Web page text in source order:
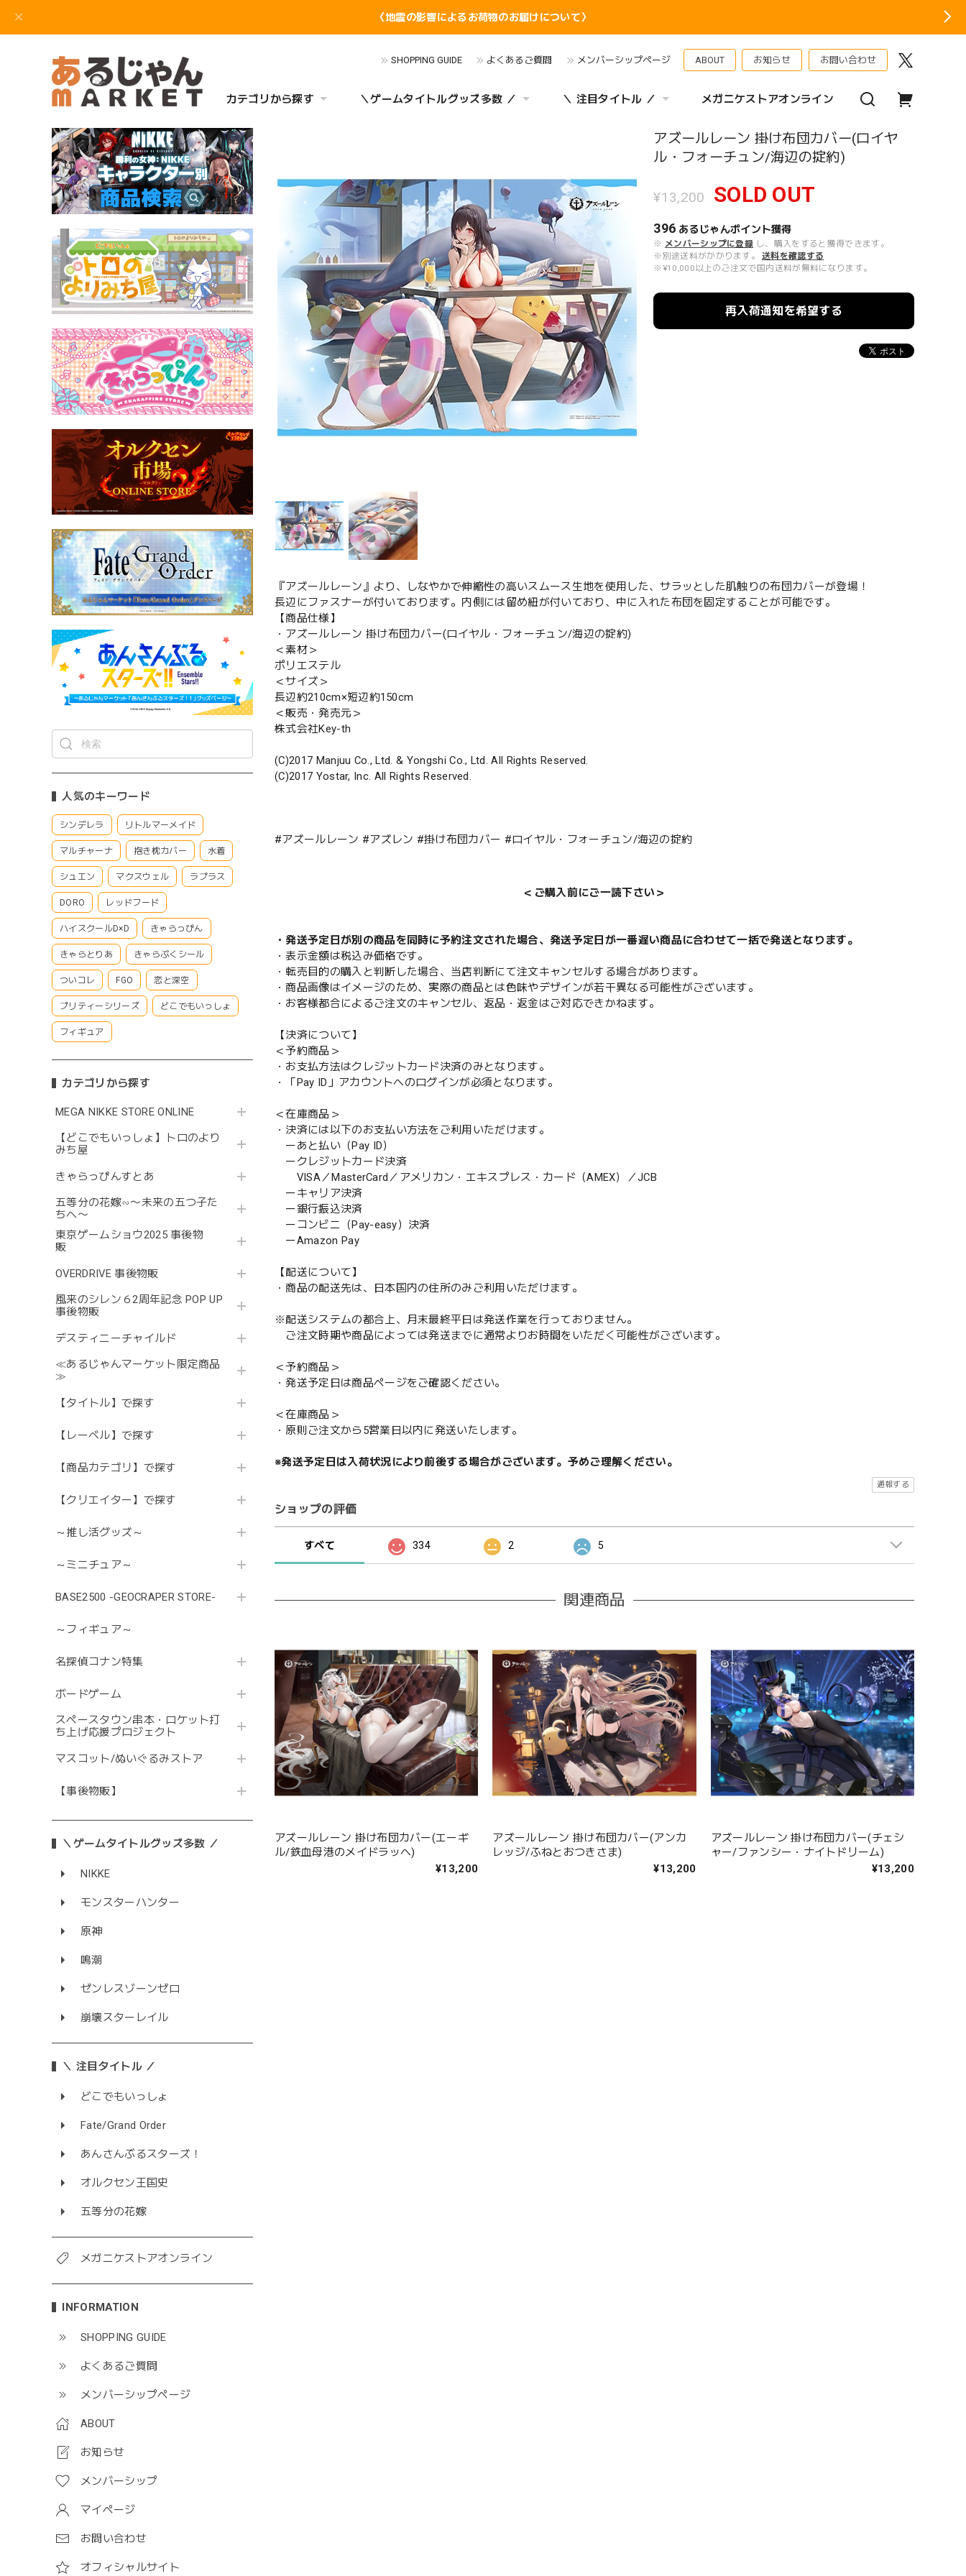
〈地震の影響によるお荷物のお届けについて〉
SHOPPING GUIDE よくあるご質問 メンバーシップページ ABOUT お知らせ お問い合わせ
カテゴリから探す ＼ゲームタイトルグッズ多数 ／ ＼ 注目タイトル ／ メガニケストアオンライン
人気のキーワード
シンデレラ リトルマーメイド
マルチャーナ 抱き枕カバー 水着
シュエン マクスウェル ラプラス
DORO レッドフード
ハイスクールD×D きゃらっぴん
きゃらとりあ きゃらぷくシール
ついコレ FGO 恋と深空
プリティーシリーズ どこでもいっしょ
フィギュア
カテゴリから探す
MEGA NIKKE STORE ONLINE
【どこでもいっしょ】トロのより
みち屋
きゃらっぴんすとあ
五等分の花嫁∽〜未来の五つ子た
ちへ〜
東京ゲームショウ2025 事後物
販
OVERDRIVE 事後物販
風来のシレン６2周年記念 POP UP
事後物販
デスティニーチャイルド
≪あるじゃんマーケット限定商品
≫
【タイトル】で探す
【レーベル】で探す
【商品カテゴリ】で探す
【クリエイター】で探す
～推し活グッズ～
～ミニチュア～
BASE2500 -GEOCRAPER STORE-
～フィギュア～
名探偵コナン特集
ボードゲーム
スペースタウン串本・ロケット打
ち上げ応援プロジェクト
マスコット/ぬいぐるみストア
【事後物販】
＼ゲームタイトルグッズ多数 ／
NIKKE
モンスターハンター
原神
鳴潮
ゼンレスゾーンゼロ
崩壊スターレイル
＼ 注目タイトル ／
どこでもいっしょ
Fate/Grand Order
あんさんぶるスターズ！
オルクセン王国史
五等分の花嫁
メガニケストアオンライン
INFORMATION
SHOPPING GUIDE
よくあるご質問
メンバーシップページ
ABOUT
お知らせ
メンバーシップ
マイページ
お問い合わせ
オフィシャルサイト
アズールレーン 掛け布団カバー(ロイヤ
ル・フォーチュン/海辺の掟約)
¥13,200 SOLD OUT
396 あるじゃんポイント獲得
※ メンバーシップに登録 し、購入をすると獲得できます。
※別途送料がかかります。
送料を確認する
※¥10,000以上のご注文で国内送料が無料になります。
再入荷通知を希望する
『アズールレーン』より、しなやかで伸縮性の高いスムース生地を使用した、サラッとした肌触りの布団カバーが登場！
長辺にファスナーが付いております。内側には留め紐が付いており、中に入れた布団を固定することが可能です。
【商品仕様】
・アズールレーン 掛け布団カバー(ロイヤル・フォーチュン/海辺の掟約)
＜素材＞
ポリエステル
＜サイズ＞
長辺約210cm×短辺約150cm
＜販売・発売元＞
株式会社Key-th
(C)2017 Manjuu Co., Ltd. & Yongshi Co., Ltd. All Rights Reserved.
(C)2017 Yostar, Inc. All Rights Reserved.
#アズールレーン #アズレン #掛け布団カバー #ロイヤル・フォーチュン/海辺の掟約
＜ご購入前にご一読下さい＞
・発送予定日が別の商品を同時に予約注文された場合、発送予定日が一番遅い商品に合わせて一括で発送となります。
・表示金額は税込み価格です。
・転売目的の購入と判断した場合、当店判断にて注文キャンセルする場合があります。
・商品画像はイメージのため、実際の商品とは色味やデザインが若干異なる可能性がございます。
・お客様都合によるご注文のキャンセル、返品・返金はご対応できかねます。
【決済について】
＜予約商品＞
・お支払方法はクレジットカード決済のみとなります。
・「Pay ID」アカウントへのログインが必須となります。
＜在庫商品＞
・決済には以下のお支払い方法をご利用いただけます。
ーあと払い（Pay ID）
ークレジットカード決済
VISA／MasterCard／アメリカン・エキスプレス・カード（AMEX）／JCB
ーキャリア決済
ー銀行振込決済
ーコンビニ（Pay-easy）決済
ーAmazon Pay
【配送について】
・商品の配送先は、日本国内の住所のみご利用いただけます。
※配送システムの都合上、月末最終平日は発送作業を行っておりません。
ご注文時期や商品によっては発送までに通常よりお時間をいただく可能性がございます。
＜予約商品＞
・発送予定日は商品ページをご確認ください。
＜在庫商品＞
・原則ご注文から5営業日以内に発送いたします。
※発送予定日は入荷状況により前後する場合がございます。予めご理解ください。
通報する
ショップの評価
すべて 334 2 5
関連商品
アズールレーン 掛け布団カバー(エーギ
ル/鉄血母港のメイドラッへ)
¥13,200
アズールレーン 掛け布団カバー(アンカ
レッジ/ふねとおつきさま)
¥13,200
アズールレーン 掛け布団カバー(チェシ
ャー/ファンシー・ナイトドリーム)
¥13,200